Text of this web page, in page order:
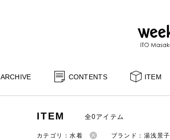
ARCHIVE CONTENTS ITEM
ITEM 全0アイテム
カテゴリ：水着 ブランド：湯浅景子